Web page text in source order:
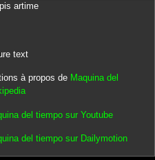
artime
text
à propos de Maquina del
del tiempo sur Youtube
del tiempo sur Dailymotion